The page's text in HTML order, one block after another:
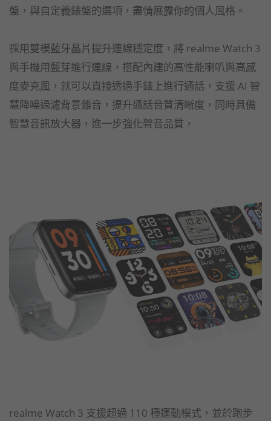
盤，與自定義錶盤的選項，盡情展露你的個人風格。
採用雙模藍牙晶片提升連線穩定度，將 realme Watch 3
與手機用藍芽進行連線，搭配內建的高性能喇叭與高感
度麥克風，就可以直接透過手錶上進行通話，支援 AI 智
慧降噪過濾背景雜音，提升通話音質清晰度，同時具備
智慧音訊放大器，進一步強化聲音品質，
realme Watch 3 支援超過 110 種運動模式，並於跑步